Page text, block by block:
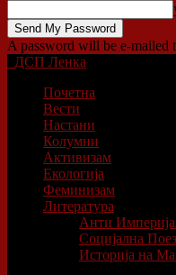
A password will be e-mailed
ДСП Ленка
Почетна
Вести
Настани
Колумни
Активизам
Екологија
Феминизам
Литература
Анти
Социјална
Историја на